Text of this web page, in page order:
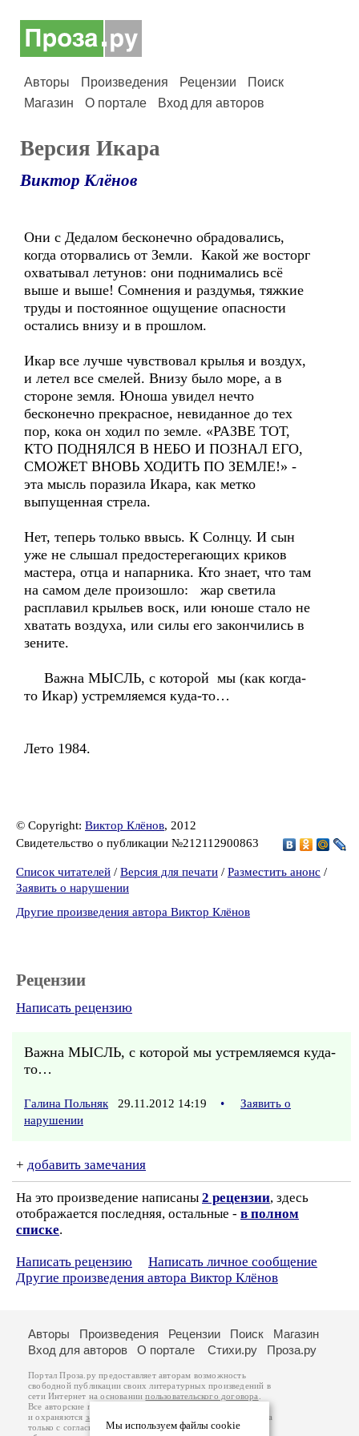
Авторы Произведения Рецензии
Поиск
Магазин
О портале Вход для авторов
Версия Икара
Виктор Клёнов
Они с Дедалом бесконечно обрадовались,
когда оторвались от Земли. Какой же восторг
охватывал летунов: они поднимались всё
выше и выше! Сомнения и раздумья, тяжкие
труды и постоянное ощущение опасности
остались внизу и в прошлом.
Икар все лучше чувствовал крылья и воздух,
и летел все смелей. Внизу было море, а в
стороне земля. Юноша увидел нечто
бесконечно прекрасное, невиданное до тех
пор, кока он ходил по земле. «РАЗВЕ ТОТ,
КТО ПОДНЯЛСЯ В НЕБО И ПОЗНАЛ ЕГО,
СМОЖЕТ ВНОВЬ ХОДИТЬ ПО ЗЕМЛЕ!» -
эта мысль поразила Икара, как метко
выпущенная стрела.
Нет, теперь только ввысь. К Солнцу. И сын
уже не слышал предостерегающих криков
мастера, отца и напарника. Кто знает, что там
на самом деле произошло: жар светила
расплавил крыльев воск, или юноше стало не
хватать воздуха, или силы его закончились в
зените.
Важна МЫСЛЬ, с которой мы (как когда-
то Икар) устремляемся куда-то…
Лето 1984.
© Copyright: Виктор Клёнов, 2012
Свидетельство о публикации №212112900863
Список читателей / Версия для печати / Разместить анонс /
Заявить о нарушении
Другие произведения автора Виктор Клёнов
Рецензии
Написать рецензию
Важна МЫСЛЬ, с которой мы устремляемся куда-
то…
Галина Польняк 29.11.2012 14:19 •
Заявить о
нарушении
+ добавить замечания
На это произведение написаны 2 рецензии, здесь
отображается последняя, остальные - в полном
списке.
Написать рецензию
Написать личное сообщение
Другие произведения автора Виктор Клёнов
Мы используем файлы cookie
Авторы Произведения Рецензии Поиск
Магазин
Вход для авторов
О портале Стихи.ру Проза.ру
Портал Проза.ру предоставляет авторам возможность
свободной публикации своих литературных произведений в
сети Интернет на основаниипользовательского договора
Все авторские права на произведения принадлежат авторам
и охраняются законом
. Перепечатка произведений возможна
только с согласия его автора, к которому вы можете